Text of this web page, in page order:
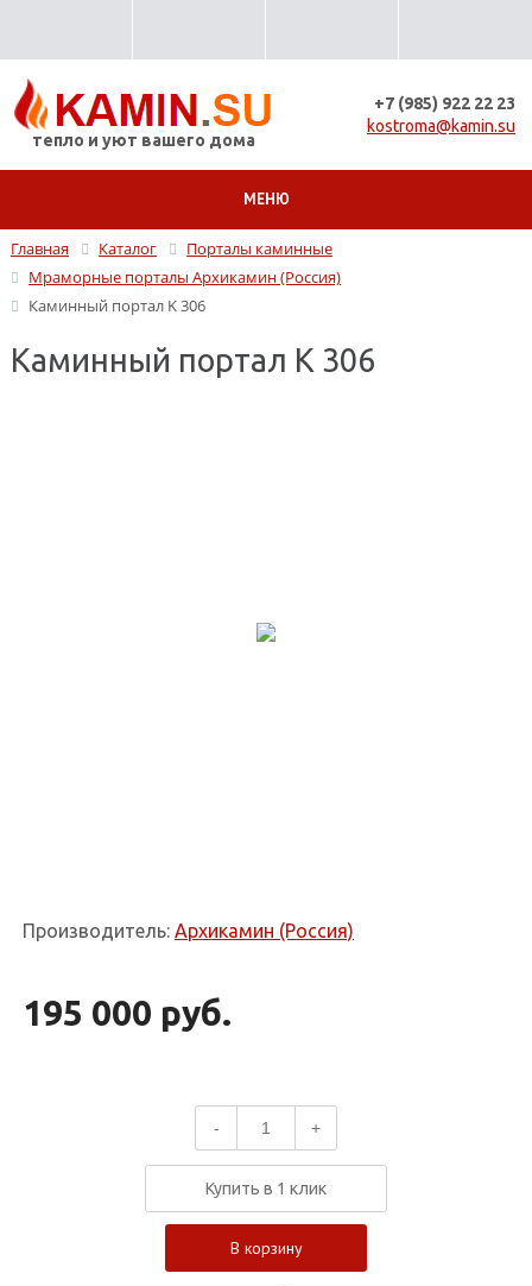
тепло и уют вашего дома
+7 (985) 922 22 23
kostroma@kamin.su
МЕНЮ
Главная Каталог
Порталы каминные
Мраморные порталы Архикамин (Россия)
Каминный портал K 306
Каминный портал K 306
Производитель: Архикамин (Россия)
195 000 руб.
- +
Купить в 1 клик
В корзину